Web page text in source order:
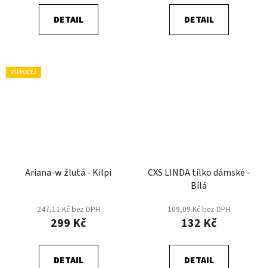
DETAIL DETAIL
VÝPRODEJ
Ariana-w žlutá - Kilpi
247,11 Kč bez DPH
299 Kč
DETAIL
CXS LINDA tílko dámské -
Bílá
109,09 Kč bez DPH
132 Kč
DETAIL